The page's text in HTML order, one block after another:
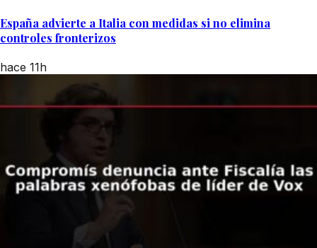
España advierte a Italia con medidas si no elimina
controles fronterizos
hace 11h